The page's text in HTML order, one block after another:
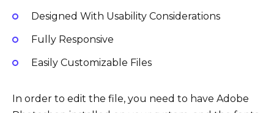
Designed With Usability Considerations
Fully Responsive
Easily Customizable Files
In order to edit the file, you need to have Adobe